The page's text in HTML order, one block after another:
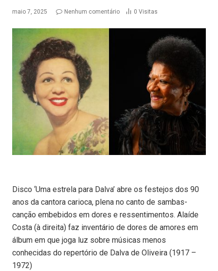
maio 7, 2025 Nenhum comentário 0 Visitas
Disco ‘Uma estrela para Dalva’ abre os festejos dos 90
anos da cantora carioca, plena no canto de sambas-
canção embebidos em dores e ressentimentos. Alaíde
Costa (à direita) faz inventário de dores de amores em
álbum em que joga luz sobre músicas menos
conhecidas do repertório de Dalva de Oliveira (1917 –
1972)